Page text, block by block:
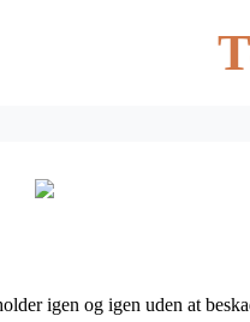
igen og igen uden at